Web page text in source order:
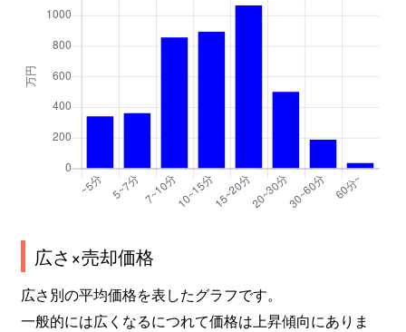
広さ×売却価格
広さ別の平均価格を表したグラフです。
一般的には広くなるにつれて価格は上昇傾向にありま